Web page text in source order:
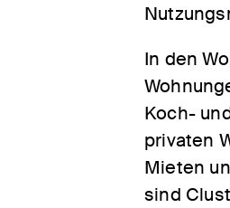
In den
Koch-
privaten
Mieten
sind